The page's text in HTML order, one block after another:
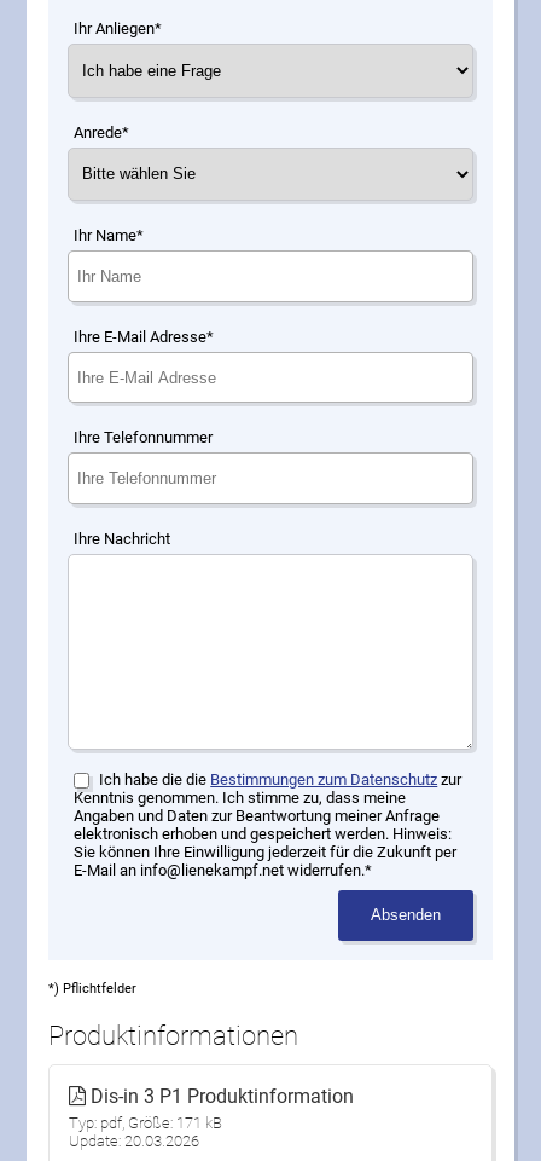
Ihr Anliegen*
Anrede*
Ihr Name*
Ihre E-Mail Adresse*
Ihre Telefonnummer
Ihre Nachricht
Ich habe die die Bestimmungen zum Datenschutz zur
Kenntnis genommen. Ich stimme zu, dass meine
Angaben und Daten zur Beantwortung meiner Anfrage
elektronisch erhoben und gespeichert werden. Hinweis:
Sie können Ihre Einwilligung jederzeit für die Zukunft per
E-Mail an info@lienekampf.net widerrufen.*
Absenden
*) Pflichtfelder
Produktinformationen
Dis-in 3 P1 Produktinformation
Typ: pdf, Größe: 171 kB
Update: 20.03.2026